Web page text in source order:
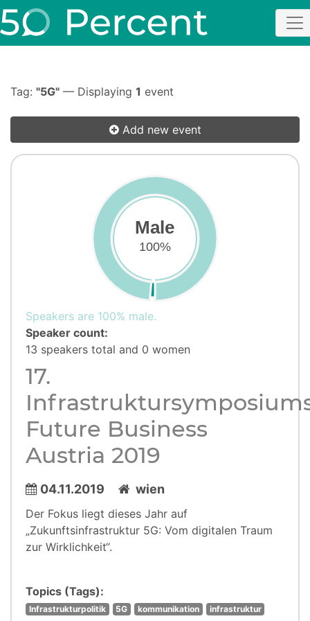
Tag: "5G" — Displaying 1 event
Add new event
Male
100%
Speakers are 100% male.
Speaker count:
13 speakers total and 0 women
17.
Future Business
Austria 2019
04.11.2019 wien
Der Fokus liegt dieses Jahr auf
„Zukunftsinfrastruktur 5G: Vom digitalen Traum
zur Wirklichkeit“.
Topics (Tags):
Infrastrukturpolitik 5G kommunikation infrastruktur